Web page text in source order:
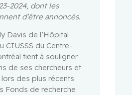
2024, dont les
d’être annoncés.
Davis de l’Hôpital
CIUSSS du Centre-
tient à souligner
de ses chercheurs et
des plus récents
Fonds de recherche